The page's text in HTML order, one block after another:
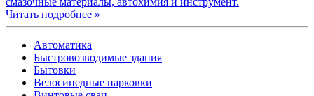
Читать подробнее »
Автоматика
Быстровозводимые здания
Бытовки
Велосипедные парковки